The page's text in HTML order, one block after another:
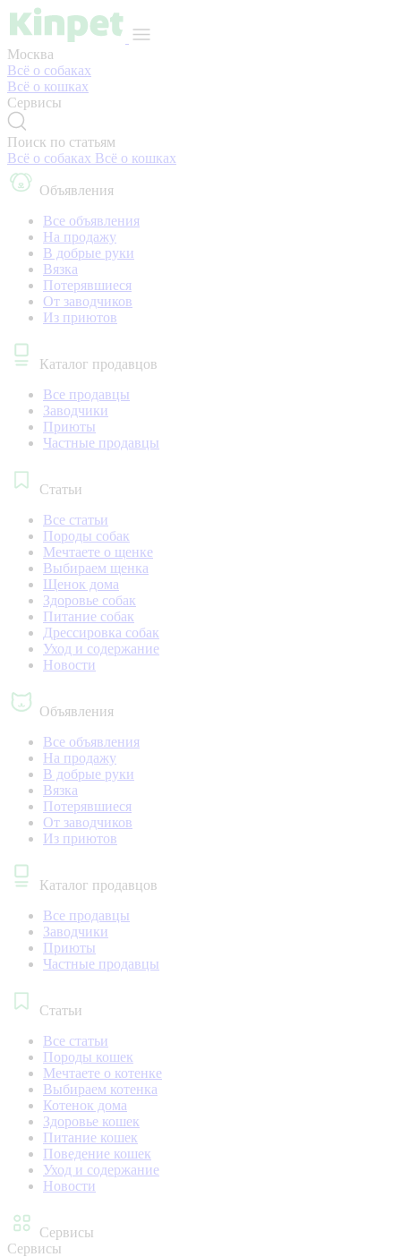
Москва
Всё о собаках
Всё о кошках
Сервисы
Поиск по статьям
Всё о собаках Всё о кошках
Объявления
Все объявления
На продажу
В добрые руки
Вязка
Потерявшиеся
От заводчиков
Из приютов
Каталог продавцов
Все продавцы
Заводчики
Приюты
Частные продавцы
Статьи
Все статьи
Породы собак
Мечтаете о щенке
Выбираем щенка
Щенок дома
Здоровье собак
Питание собак
Дрессировка собак
Уход и содержание
Новости
Объявления
Все объявления
На продажу
В добрые руки
Вязка
Потерявшиеся
От заводчиков
Из приютов
Каталог продавцов
Все продавцы
Заводчики
Приюты
Частные продавцы
Статьи
Все статьи
Породы кошек
Мечтаете о котенке
Выбираем котенка
Котенок дома
Здоровье кошек
Питание кошек
Поведение кошек
Уход и содержание
Новости
Сервисы
Сервисы